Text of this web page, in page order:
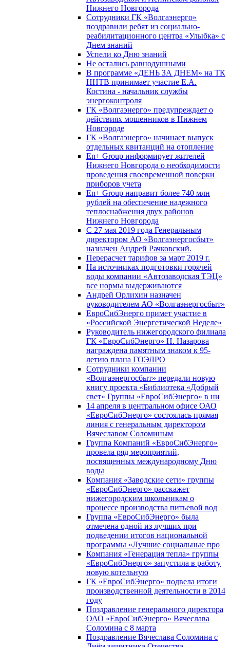
Нижнего Новгорода
Сотрудники ГК «Волгаэнерго»
поздравили ребят из социально-
реабилитационного центра «Улыбка» с
Днем знаний
Успели ко Дню знаний
Не остались равнодушными
В программе «ДЕНЬ ЗА ДНЕМ» на ТК
ННТВ принимает участие Е.А.
Костина - начальник службы
энергоконтроля
ГК «Волгаэнерго» предупреждает о
действиях мошенников в Нижнем
Новгороде
ГК «Волгаэнерго» начинает выпуск
отдельных квитанций на отопление
En+ Group информирует жителей
Нижнего Новгорода о необходимости
проведения своевременной поверки
приборов учета
En+ Group направит более 740 млн
рублей на обеспечение надежного
теплоснабжения двух районов
Нижнего Новгорода
С 27 мая 2019 года Генеральным
директором АО «Волгаэнергосбыт»
назначен Андрей Рачковский.
Перерасчет тарифов за март 2019 г.
На источниках подготовки горячей
воды компании «Автозаводская ТЭЦ»
все нормы выдерживаются
Андрей Орлихин назначен
руководителем АО «Волгаэнергосбыт»
ЕвроСибЭнерго примет участие в
«Российской Энергетической Неделе»
Руководитель нижегородского филиала
ГК «ЕвроСибЭнерго» Н. Назарова
награждена памятным знаком к 95-
летию плана ГОЭЛРО
Сотрудники компании
«Волгаэнергосбыт» передали новую
книгу проекта «Библиотека «Добрый
свет» Группы «ЕвроСибЭнерго» в ни
14 апреля в центральном офисе ОАО
«ЕвроСибЭнерго» состоялась прямая
линия с генеральным директором
Вячеславом Соломиным
Группа Компаний «ЕвроСибЭнерго»
провела ряд мероприятий,
посвященных международному Дню
воды
Компания «Заводские сети» группы
«ЕвроСибЭнерго» расскажет
нижегородским школьникам о
процессе производства питьевой вод
Группа «ЕвроСибЭнерго» была
отмечена одной из лучших при
подведении итогов национальной
программы «Лучшие социальные про
Компания «Генерация тепла» группы
«ЕвроСибЭнерго» запустила в работу
новую котельную
ГК «ЕвроСибЭнерго» подвела итоги
производственной деятельности в 2014
году
Поздравление генерального директора
ОАО «ЕвроСибЭнерго» Вячеслава
Соломина с 8 марта
Поздравление Вячеслава Соломина с